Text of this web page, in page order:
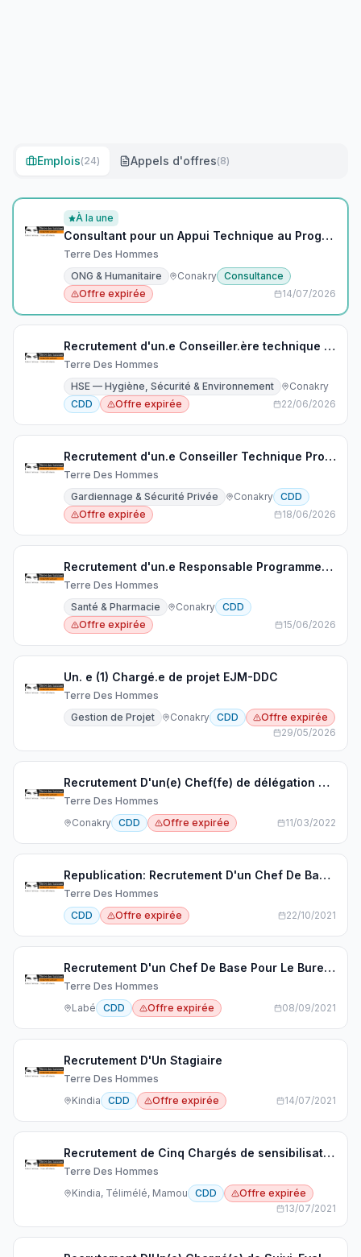
Emplois(24) Appels d'offres(8)
À la une
Consultant pour un Appui Technique au Programme Santé de Tdh en Guinée
Terre Des Hommes
ONG & Humanitaire
Conakry Consultance
Offre expirée
14/07/2026
Recrutement d'un.e Conseiller.ère technique Protection
Terre Des Hommes
HSE — Hygiène, Sécurité & Environnement
Conakry
CDD
Offre expirée 22/06/2026
Recrutement d'un.e Conseiller Technique Protection
Terre Des Hommes
Gardiennage & Sécurité Privée
Conakry CDD
Offre expirée
18/06/2026
Recrutement d'un.e Responsable Programmes Santé-Guinée
Terre Des Hommes
Santé & Pharmacie
Conakry CDD
Offre expirée
15/06/2026
Un. e (1) Chargé.e de projet EJM-DDC
Terre Des Hommes
Gestion de Projet
Conakry CDD
Offre expirée
29/05/2026
Recrutement D'un(e) Chef(fe) de délégation Guinée - Conakry, Guinée
Terre Des Hommes
Conakry CDD Offre expirée 11/03/2022
Republication: Recrutement D'un Chef De Base Pour Le Bureau De Labé
Terre Des Hommes
CDD
Offre expirée 22/10/2021
Recrutement D'un Chef De Base Pour Le Bureau De Labé
Terre Des Hommes
Labé
CDD Offre expirée 08/09/2021
Recrutement D'Un Stagiaire
Terre Des Hommes
Kindia
CDD Offre expirée 14/07/2021
Recrutement de Cinq Chargés de sensibilisation
Terre Des Hommes
Kindia, Télimélé, Mamou
CDD
Offre expirée
13/07/2021